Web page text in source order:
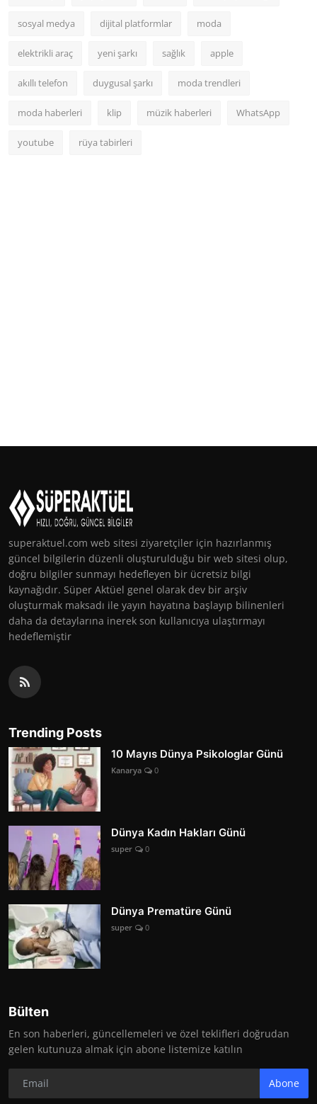
sosyal medya dijital platformlar moda
elektrikli araç yeni şarkı sağlık apple
akıllı telefon duygusal şarkı moda trendleri
moda haberleri klip müzik haberleri WhatsApp
youtube rüya tabirleri
superaktuel.com web sitesi ziyaretçiler için hazırlanmış
güncel bilgilerin düzenli oluşturulduğu bir web sitesi olup,
doğru bilgiler sunmayı hedefleyen bir ücretsiz bilgi
kaynağıdır. Süper Aktüel genel olarak dev bir arşiv
oluşturmak maksadı ile yayın hayatına başlayıp bilinenleri
daha da detaylarına inerek son kullanıcıya ulaştırmayı
hedeflemiştir
Trending Posts
10 Mayıs Dünya Psikologlar Günü
Kanarya 0
Dünya Kadın Hakları Günü
super 0
Dünya Prematüre Günü
super 0
Bülten
En son haberleri, güncellemeleri ve özel teklifleri doğrudan
gelen kutunuza almak için abone listemize katılın
Abone